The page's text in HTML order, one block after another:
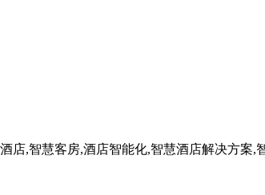
店,智慧客房,酒店智能化,智慧酒店解决方案,